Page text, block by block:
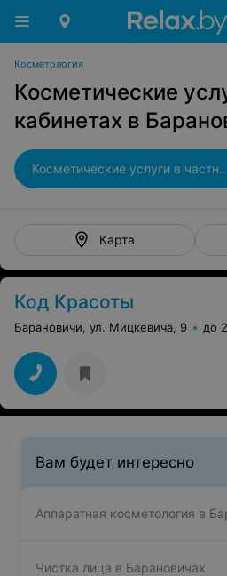
Косметология
Косметические
кабинетах в
Косметические услуги в частных кабинетах
Карта
Код Красоты
Барановичи, ул. Мицкевича, 9 до
Вам будет интересно
Аппаратная косметология в
Чистка лица в Барановичах